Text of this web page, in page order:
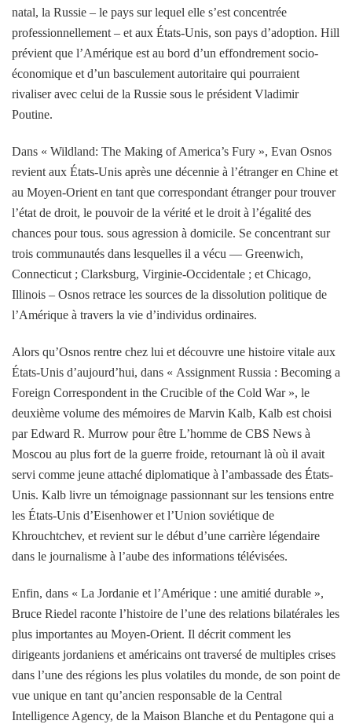
natal, la Russie – le pays sur lequel elle s’est concentrée
professionnellement – ​​et aux États-Unis, son pays d’adoption. Hill
prévient que l’Amérique est au bord d’un effondrement socio-
économique et d’un basculement autoritaire qui pourraient
rivaliser avec celui de la Russie sous le président Vladimir
Poutine.
Dans « Wildland: The Making of America’s Fury », Evan Osnos
revient aux États-Unis après une décennie à l’étranger en Chine et
au Moyen-Orient en tant que correspondant étranger pour trouver
l’état de droit, le pouvoir de la vérité et le droit à l’égalité des
chances pour tous. sous agression à domicile. Se concentrant sur
trois communautés dans lesquelles il a vécu — Greenwich,
Connecticut ; Clarksburg, Virginie-Occidentale ; et Chicago,
Illinois – Osnos retrace les sources de la dissolution politique de
l’Amérique à travers la vie d’individus ordinaires.
Alors qu’Osnos rentre chez lui et découvre une histoire vitale aux
États-Unis d’aujourd’hui, dans « Assignment Russia : Becoming a
Foreign Correspondent in the Crucible of the Cold War », le
deuxième volume des mémoires de Marvin Kalb, Kalb est choisi
par Edward R. Murrow pour être L’homme de CBS News à
Moscou au plus fort de la guerre froide, retournant là où il avait
servi comme jeune attaché diplomatique à l’ambassade des États-
Unis. Kalb livre un témoignage passionnant sur les tensions entre
les États-Unis d’Eisenhower et l’Union soviétique de
Khrouchtchev, et revient sur le début d’une carrière légendaire
dans le journalisme à l’aube des informations télévisées.
Enfin, dans « La Jordanie et l’Amérique : une amitié durable »,
Bruce Riedel raconte l’histoire de l’une des relations bilatérales les
plus importantes au Moyen-Orient. Il décrit comment les
dirigeants jordaniens et américains ont traversé de multiples crises
dans l’une des régions les plus volatiles du monde, de son point de
vue unique en tant qu’ancien responsable de la Central
Intelligence Agency, de la Maison Blanche et du Pentagone qui a